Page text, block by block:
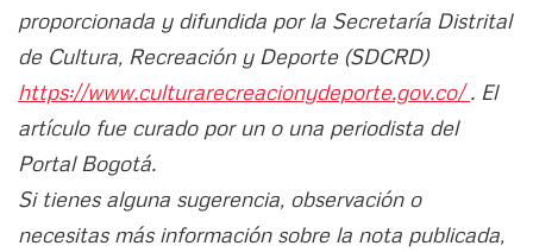
proporcionada y difundida por la Secretaría Distrital
de Cultura, Recreación y Deporte (SDCRD)
https://www.culturarecreacionydeporte.gov.co/. El
artículo fue curado por un o una periodista del
Portal Bogotá.
Si tienes alguna sugerencia, observación o
necesitas más información sobre la nota publicada,